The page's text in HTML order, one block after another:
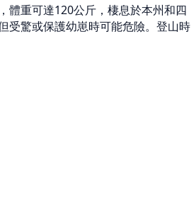
體重可達120公斤，棲息於本州和四
受驚或保護幼崽時可能危險。登山時